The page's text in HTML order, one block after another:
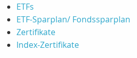
ETFs
ETF-Sparplan/ Fondssparplan
Zertifikate
Index-Zertifikate